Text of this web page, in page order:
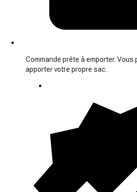
Commande prête à emporter. Vous
apporter votre propre sac.